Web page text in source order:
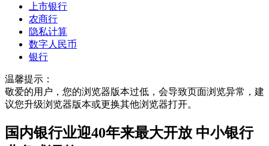
上市银行
农商行
隐私计算
数字人民币
银行
温馨提示：
敬爱的用户，您的浏览器版本过低，会导致页面浏览异常，建
议您升级浏览器版本或更换其他浏览器打开。
国内银行业迎40年来最大开放 中小银行